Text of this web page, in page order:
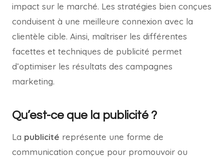
impact sur le marché. Les stratégies bien conçues
conduisent à une meilleure connexion avec la
clientèle cible. Ainsi, maîtriser les différentes
facettes et techniques de publicité permet
d’optimiser les résultats des campagnes
marketing.
Qu’est-ce que la publicité ?
La publicité représente une forme de
communication conçue pour promouvoir ou